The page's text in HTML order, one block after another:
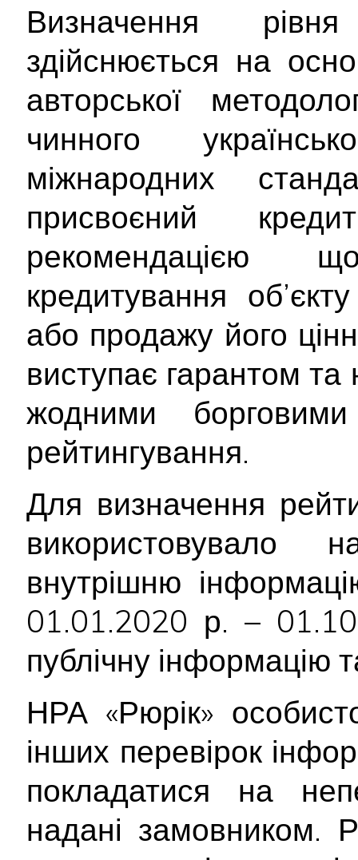
Визначення
здійснюється на
авторської
чинного
міжнародних
присвоєний
рекомендацією
кредитування
або продажу його
виступає гарантом та
жодними борговими
рейтингування.
Для визначення
внутрішню
01.01.2020 р. –
публічну інформацію
НРА «Рюрік»
інших перевірок
покладатися на
надані замовником.